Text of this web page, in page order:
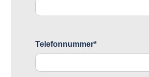
Telefonnummer*